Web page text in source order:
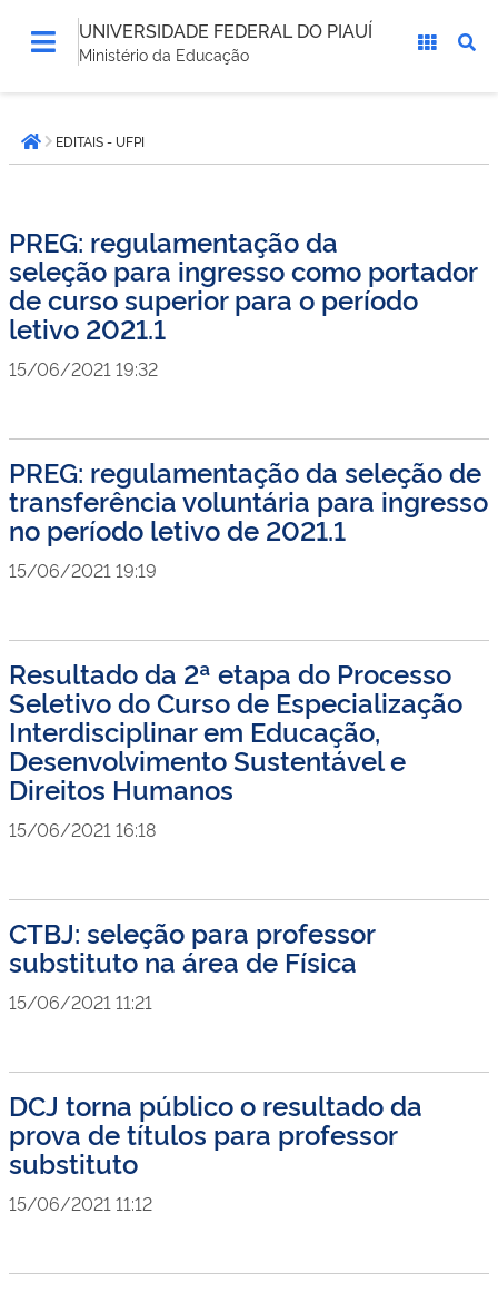
UNIVERSIDADE FEDERAL DO PIAUÍ
Ministério da Educação
está
aqui:Página inicial
EDITAIS - UFPI
PREG: regulamentação da
seleção para ingresso como portador
de curso superior para o período
letivo 2021.1
15/06/2021 19:32
PREG: regulamentação da seleção de
transferência voluntária para ingresso
no período letivo de 2021.1
15/06/2021 19:19
Resultado da 2ª etapa do Processo
Seletivo do Curso de Especialização
Interdisciplinar em Educação,
Desenvolvimento Sustentável e
Direitos Humanos
15/06/2021 16:18
CTBJ: seleção para professor
substituto na área de Física
15/06/2021 11:21
DCJ torna público o resultado da
prova de títulos para professor
substituto
15/06/2021 11:12